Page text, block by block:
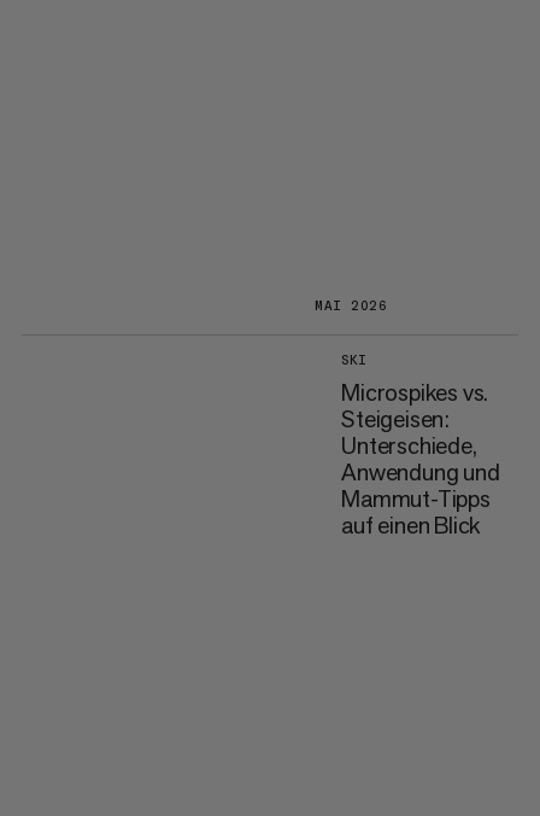
MAI 2026
SKI
Microspikes vs.
Steigeisen:
Unterschiede,
Anwendung und
Mammut-Tipps
auf einen Blick